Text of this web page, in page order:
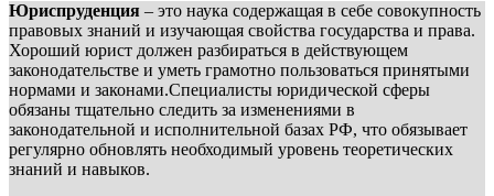
Юриспруденция – это наука содержащая в себе совокупность
правовых знаний и изучающая свойства государства и права.
Хороший юрист должен разбираться в действующем
законодательстве и уметь грамотно пользоваться принятыми
нормами и законами.Специалисты юридической сферы
обязаны тщательно следить за изменениями в
законодательной и исполнительной базах РФ, что обязывает
регулярно обновлять необходимый уровень теоретических
знаний и навыков.